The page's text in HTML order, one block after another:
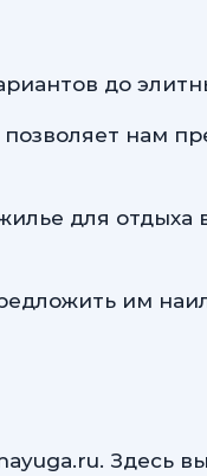
до
нам
для отдыха
им
Здесь